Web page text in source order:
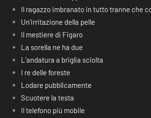
Il ragazzo imbranato in tutto tranne che
Un’irritazione della pelle
Il mestiere di Figaro
La sorella ne ha due
L’andatura a briglia sciolta
I re delle foreste
Lodare pubblicamente
Scuotere la testa
Il telefono più mobile